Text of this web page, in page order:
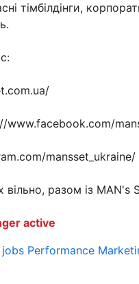
тімбілдінги,
www.facebook.com/
mansset_ukraine/
разом із MAN's
active
jobs Performance